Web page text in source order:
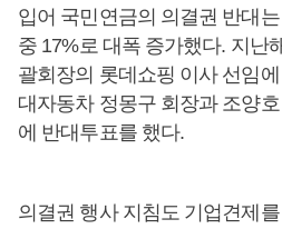
입어 국민연금의 의결권 반대
중 17%로 대폭 증가했다. 지난
괄회장의 롯데쇼핑 이사 선임
대자동차 정몽구 회장과 조양
에 반대투표를 했다.
의결권 행사 지침도 기업견제